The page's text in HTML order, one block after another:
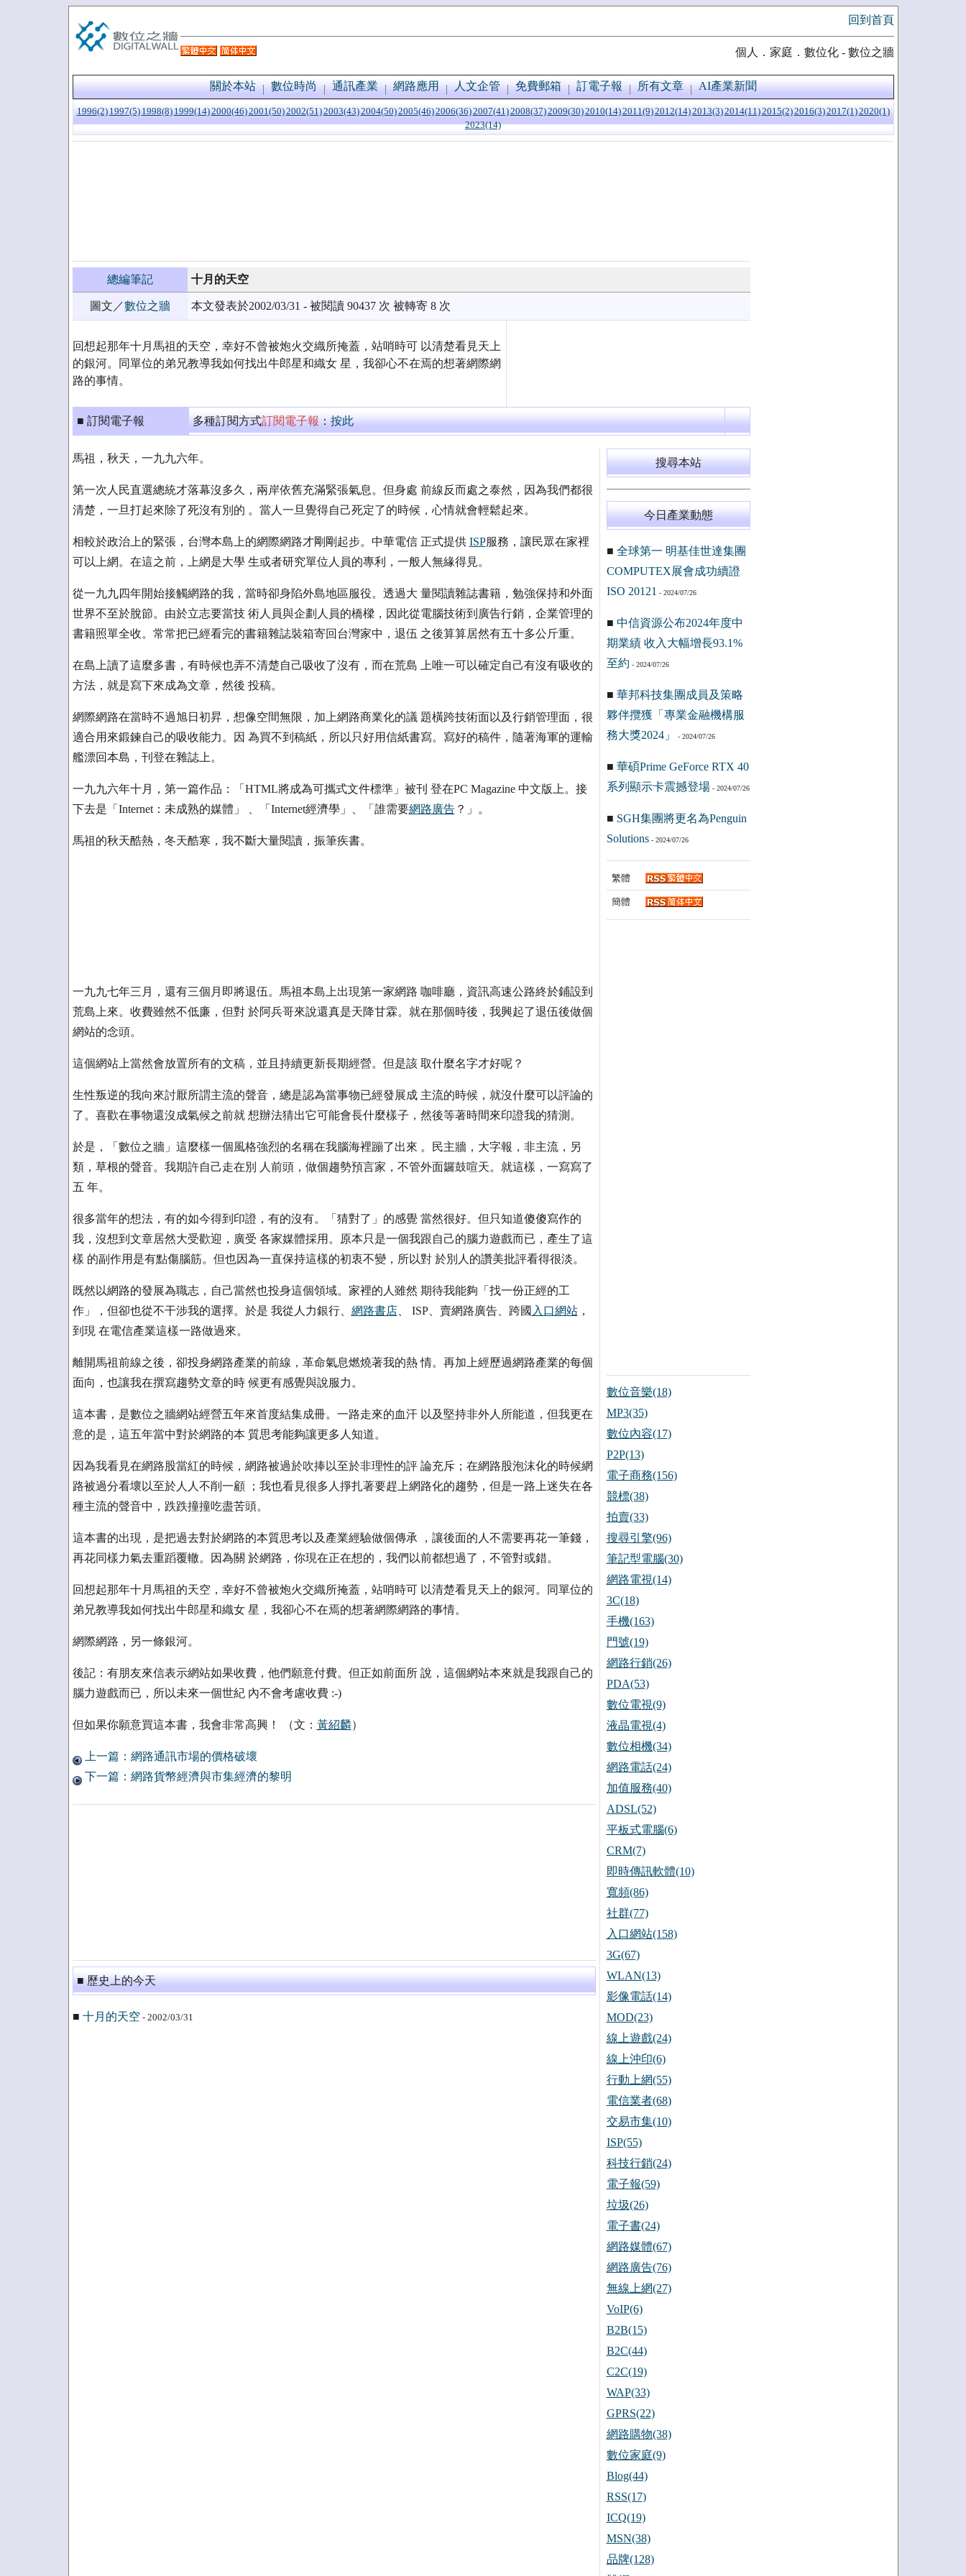
回到首頁
個人．家庭．數位化 - 數位之牆
關於本站 數位時尚 通訊產業 網路應用 人文企管 免費郵箱 訂電子報 所有文章 AI產業新聞
1996(2) 1997(5) 1998(8) 1999(14)2000(46)2001(50)2002(51)2003(43)2004(50)2005(46)2006(36)2007(41)2008(37)2009(30)2010(14)2011(9)2012(14)2013(3)2014(11)2015(2)2016(3)2017(1)2020(1)
2023(14)
總編筆記 十月的天空
圖文／數位之牆 本文發表於2002/03/31 - 被閱讀 90437 次 被轉寄 8 次
回想起那年十月馬祖的天空，幸好不曾被炮火交織所掩蓋，站哨時可 以清楚看見天上
的銀河。同單位的弟兄教導我如何找出牛郎星和織女 星，我卻心不在焉的想著網際網
路的事情。
■ 訂閱電子報 多種訂閱方式訂閱電子報：按此
馬祖，秋天，一九九六年。
第一次人民直選總統才落幕沒多久，兩岸依舊充滿緊張氣息。但身處 前線反而處之泰然，因為我們都很
清楚，一旦打起來除了死沒有別的 。當人一旦覺得自己死定了的時候，心情就會輕鬆起來。
相較於政治上的緊張，台灣本島上的網際網路才剛剛起步。中華電信 正式提供 ISP服務，讓民眾在家裡
可以上網。在這之前，上網是大學 生或者研究單位人員的專利，一般人無緣得見。
從一九九四年開始接觸網路的我，當時卻身陷外島地區服役。透過大 量閱讀雜誌書籍，勉強保持和外面
世界不至於脫節。由於立志要當技 術人員與企劃人員的橋樑，因此從電腦技術到廣告行銷，企業管理的
書籍照單全收。常常把已經看完的書籍雜誌裝箱寄回台灣家中，退伍 之後算算居然有五十多公斤重。
在島上讀了這麼多書，有時候也弄不清楚自己吸收了沒有，而在荒島 上唯一可以確定自己有沒有吸收的
方法，就是寫下來成為文章，然後 投稿。
網際網路在當時不過旭日初昇，想像空間無限，加上網路商業化的議 題橫跨技術面以及行銷管理面，很
適合用來鍛鍊自己的吸收能力。因 為買不到稿紙，所以只好用信紙書寫。寫好的稿件，隨著海軍的運輸
艦漂回本島，刊登在雜誌上。
一九九六年十月，第一篇作品：「HTML將成為可攜式文件標準」被刊 登在PC Magazine 中文版上。接
下去是「Internet：未成熟的媒體」 、「Internet經濟學」、「誰需要網路廣告？」。
馬祖的秋天酷熱，冬天酷寒，我不斷大量閱讀，振筆疾書。
一九九七年三月，還有三個月即將退伍。馬祖本島上出現第一家網路 咖啡廳，資訊高速公路終於鋪設到
荒島上來。收費雖然不低廉，但對 於阿兵哥來說還真是天降甘霖。就在那個時後，我興起了退伍後做個
網站的念頭。
這個網站上當然會放置所有的文稿，並且持續更新長期經營。但是該 取什麼名字才好呢？
生性叛逆的我向來討厭所謂主流的聲音，總是認為當事物已經發展成 主流的時候，就沒什麼可以評論的
了。喜歡在事物還沒成氣候之前就 想辦法猜出它可能會長什麼樣子，然後等著時間來印證我的猜測。
於是，「數位之牆」這麼樣一個風格強烈的名稱在我腦海裡蹦了出來 。民主牆，大字報，非主流，另
類，草根的聲音。我期許自己走在別 人前頭，做個趨勢預言家，不管外面鑼鼓喧天。就這樣，一寫寫了
五 年。
很多當年的想法，有的如今得到印證，有的沒有。「猜對了」的感覺 當然很好。但只知道傻傻寫作的
我，沒想到文章居然大受歡迎，廣受 各家媒體採用。原本只是一個我跟自己的腦力遊戲而已，產生了這
樣 的副作用是有點傷腦筋。但也因為一直保持這樣的初衷不變，所以對 於別人的讚美批評看得很淡。
既然以網路的發展為職志，自己當然也投身這個領域。家裡的人雖然 期待我能夠「找一份正經的工
作」，但卻也從不干涉我的選擇。於是 我從人力銀行、 網路書店、 ISP、賣網路廣告、跨國 入口網站，
到現 在電信產業這樣一路做過來。
離開馬祖前線之後，卻投身網路產業的前線，革命氣息燃燒著我的熱 情。再加上經歷過網路產業的每個
面向，也讓我在撰寫趨勢文章的時 候更有感覺與說服力。
這本書，是數位之牆網站經營五年來首度結集成冊。一路走來的血汗 以及堅持非外人所能道，但我更在
意的是，這五年當中對於網路的本 質思考能夠讓更多人知道。
因為我看見在網路股當紅的時候，網路被過於吹捧以至於非理性的評 論充斥；在網路股泡沫化的時候網
路被過分看壞以至於人人不削一顧 ；我也看見很多人掙扎著要趕上網路化的趨勢，但是一路上迷失在各
種主流的聲音中，跌跌撞撞吃盡苦頭。
這本書的出現，是把過去對於網路的本質思考以及產業經驗做個傳承 ，讓後面的人不需要再花一筆錢，
再花同樣力氣去重蹈覆轍。因為關 於網路，你現在正在想的，我們以前都想過了，不管對或錯。
回想起那年十月馬祖的天空，幸好不曾被炮火交織所掩蓋，站哨時可 以清楚看見天上的銀河。同單位的
弟兄教導我如何找出牛郎星和織女 星，我卻心不在焉的想著網際網路的事情。
網際網路，另一條銀河。
後記：有朋友來信表示網站如果收費，他們願意付費。但正如前面所 說，這個網站本來就是我跟自己的
腦力遊戲而已，所以未來一個世紀 內不會考慮收費 :-)
但如果你願意買這本書，我會非常高興！ （文： 黃紹麟）
上一篇：網路通訊市場的價格破壞
下一篇：網路貨幣經濟與市集經濟的黎明
■ 歷史上的今天
■ 十月的天空 - 2002/03/31
搜尋本站
今日產業動態
■ 全球第一 明基佳世達集團
COMPUTEX展會成功續證
ISO 20121 - 2024/07/26
■ 中信資源公布2024年度中
期業績 收入大幅增長93.1%
至約 - 2024/07/26
■ 華邦科技集團成員及策略
夥伴攬獲「專業金融機構服
務大獎2024」
- 2024/07/26
■ 華碩Prime GeForce RTX 40
系列顯示卡震撼登場- 2024/07/26
■ SGH集團將更名為Penguin
Solutions- 2024/07/26
繁體
簡體
數位音樂(18)
MP3(35)
數位內容(17)
P2P(13)
電子商務(156)
競標(38)
拍賣(33)
搜尋引擎(96)
筆記型電腦(30)
網路電視(14)
3C(18)
手機(163)
門號(19)
網路行銷(26)
PDA(53)
數位電視(9)
液晶電視(4)
數位相機(34)
網路電話(24)
加值服務(40)
ADSL(52)
平板式電腦(6)
CRM(7)
即時傳訊軟體(10)
寬頻(86)
社群(77)
入口網站(158)
3G(67)
WLAN(13)
影像電話(14)
MOD(23)
線上遊戲(24)
線上沖印(6)
行動上網(55)
電信業者(68)
交易市集(10)
ISP(55)
科技行銷(24)
電子報(59)
垃圾(26)
電子書(24)
網路媒體(67)
網路廣告(76)
無線上網(27)
VoIP(6)
B2B(15)
B2C(44)
C2C(19)
WAP(33)
GPRS(22)
網路購物(38)
數位家庭(9)
Blog(44)
RSS(17)
ICQ(19)
MSN(38)
品牌(128)